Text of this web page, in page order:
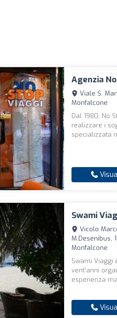
Agenzia
Viale S.
Monfalcone
Dal 1980, No
realizzare i
specializzata
Swami
Vicolo
M.Desenibus,
Monfalcone
Swami Viaggi
vent’anni
esperienza